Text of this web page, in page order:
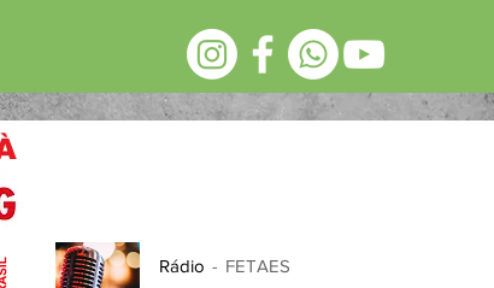
Rádio
FETAES